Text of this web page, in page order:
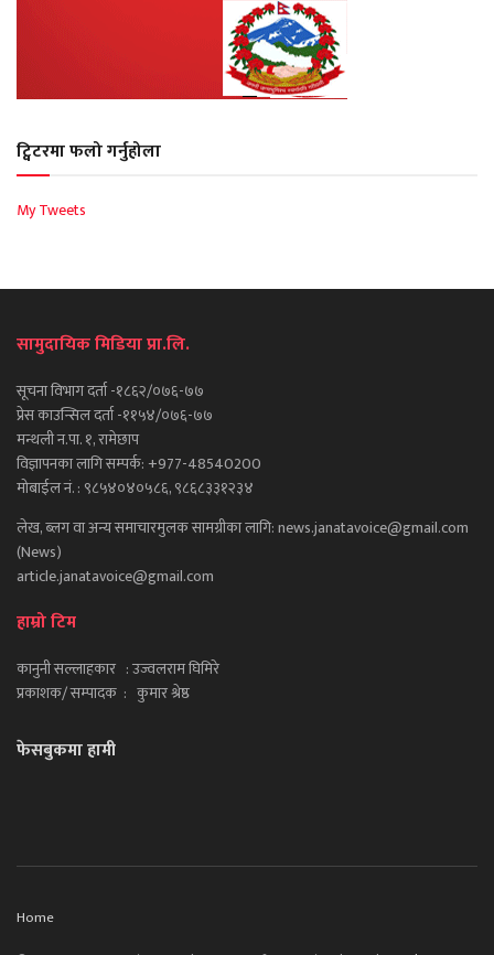
ट्विटरमा फलो गर्नुहोला
My Tweets
सामुदायिक मिडिया प्रा.लि.
सूचना विभाग दर्ता -१८६२/०७६-७७
प्रेस काउन्सिल दर्ता -११५४/०७६-७७
मन्थली न.पा. १, रामेछाप
विज्ञापनका लागि सम्पर्क: +977-48540200
मोबाईल नं. : ९८५४०४०५८६, ९८६८३३१२३४
लेख, ब्लग वा अन्य समाचारमुलक सामग्रीका लागि: news.janatavoice@gmail.com
(News)
article.janatavoice@gmail.com
हाम्रो टिम
कानुनी सल्लाहकार : उज्वलराम घिमिरे
प्रकाशक/ सम्पादक : कुमार श्रेष्ठ
फेसबुकमा हामी
Home